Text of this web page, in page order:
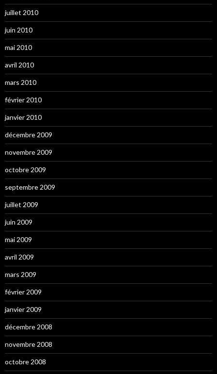
juillet 2010
juin 2010
mai 2010
avril 2010
mars 2010
février 2010
janvier 2010
décembre 2009
novembre 2009
octobre 2009
septembre 2009
juillet 2009
juin 2009
mai 2009
avril 2009
mars 2009
février 2009
janvier 2009
décembre 2008
novembre 2008
octobre 2008